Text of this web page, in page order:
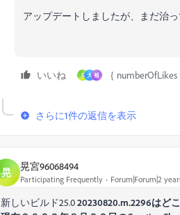
アップデートしましたが、まだ治っ
いいね S 大 裕 ｛
さらに1件の返信を表示
晃 晃宮96068494
Participating Frequently Forum|Forum|2
新しいビルド25.020230820.m.2296はど